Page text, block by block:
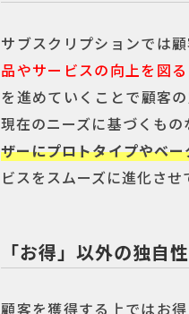
サブスクリプションでは
品やサービスの向上を図る
を進めていくことで顧客
現在のニーズに基づくも
ザーにプロトタイプやベ
ビスをスムーズに進化させ
「お得」以外の独自性
顧客を獲得する上ではお